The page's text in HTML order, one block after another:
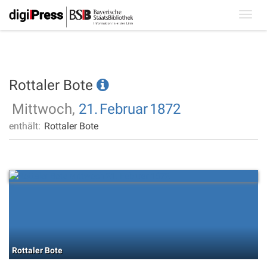
Rottaler Bote
Mittwoch, 21. Februar1872
enthält: Rottaler Bote
Rottaler Bote